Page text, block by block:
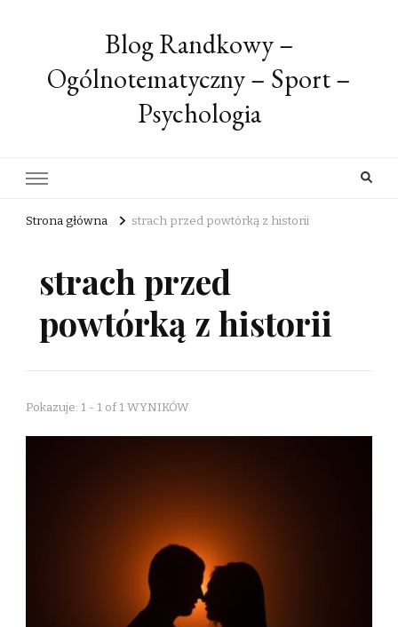
Blog Randkowy –
Ogólnotematyczny – Sport –
Psychologia
Strona główna strach przed powtórką z historii
strach przed
powtórką z historii
Pokazuje: 1 - 1 of 1 WYNIKÓW